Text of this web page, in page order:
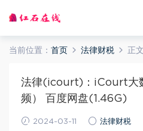
当前位置： 首页 法律财税 正文
法律(icourt)：iCourt大
频） 百度网盘(1.46G)
2024-03-11 法律财税